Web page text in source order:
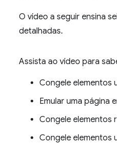
O vídeo a seguir ensina
detalhadas.
Assista ao vídeo para
Congele elementos
Emular uma página
Congele elementos
Congele elementos